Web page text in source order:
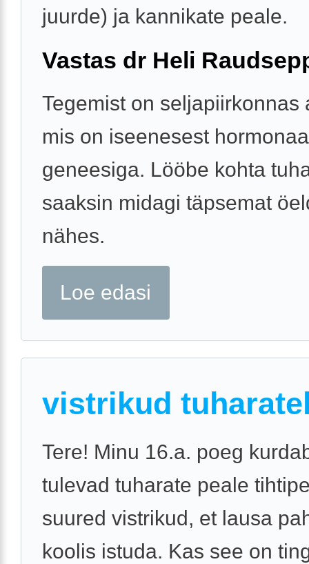
juurde) ja kannikate peale.
Vastas dr Heli
Tegemist on seljapiirkonnas
mis on iseenesest
geneesiga. Lööbe kohta
saaksin midagi täpsemat
nähes.
Loe edasi
vistrikud
Tere! Minu 16.a. poeg
tulevad tuharate peale
suured vistrikud, et lausa
koolis istuda. Kas see on